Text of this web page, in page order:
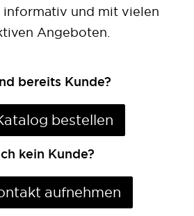
informativ und mit vielen
Angeboten.
bereits Kunde?
bestellen
kein Kunde?
aufnehmen